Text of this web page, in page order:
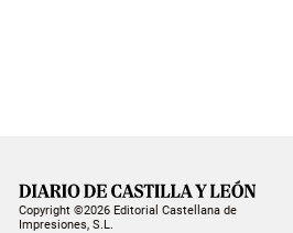
Copyright ©2026 Editorial Castellana de
Impresiones, S.L.